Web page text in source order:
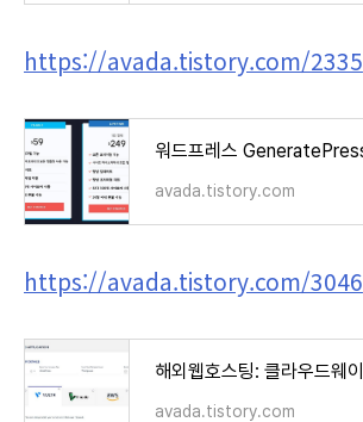
https://avada.tistory.com/2335
avada.tistory.com
https://avada.tistory.com/3046
avada.tistory.com